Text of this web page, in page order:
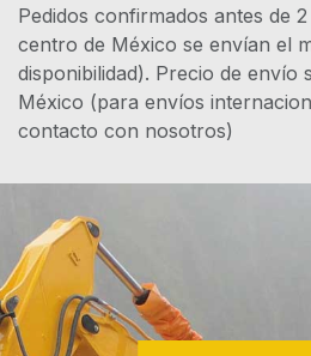
Pedidos confirmados antes de
centro de México se envían el
disponibilidad). Precio de envío
México (para envíos
contacto con nosotros)